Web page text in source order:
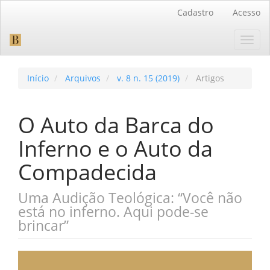
Barra
Cadastro Acesso
Início Arquivos v. 8 n. 15 (2019) Artigos
O Auto da Barca do
Inferno e o Auto da
Compadecida
Uma Audição Teológica: “Você não
está no inferno. Aqui pode-se
brincar”